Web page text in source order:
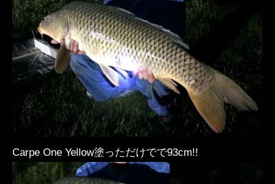
Carpe One Yellow塗っただけでで93cm!!